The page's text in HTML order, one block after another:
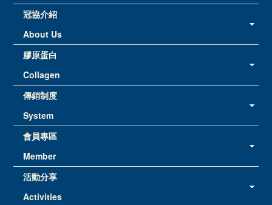
冠協介紹
About Us
膠原蛋白
Collagen
傳銷制度
System
會員專區
Member
活動分享
Activities